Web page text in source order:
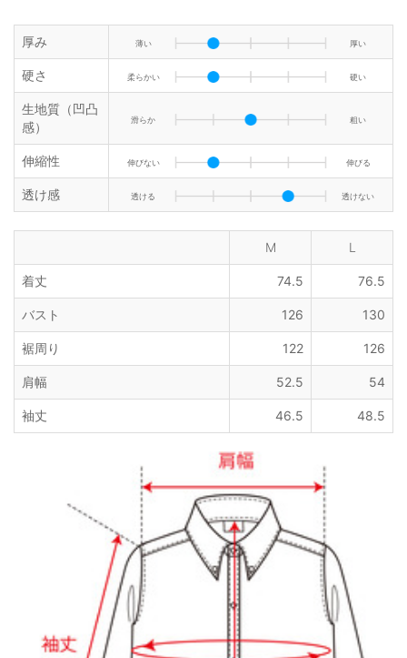
厚み 薄い 厚い
硬さ 柔らかい 硬い
生地質（凹凸
感）
滑らか 粗い
伸縮性 伸びない 伸びる
透け感 透ける 透けない
M L
着丈 74.5 76.5
バスト 126 130
裾周り 122 126
肩幅 52.5 54
袖丈 46.5 48.5